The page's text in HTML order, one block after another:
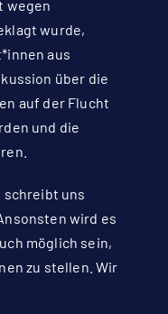
wegen
wurde,
aus
über die
auf der Flucht
und die
schreibt uns
Ansonsten wird es
möglich sein,
zu stellen. Wir